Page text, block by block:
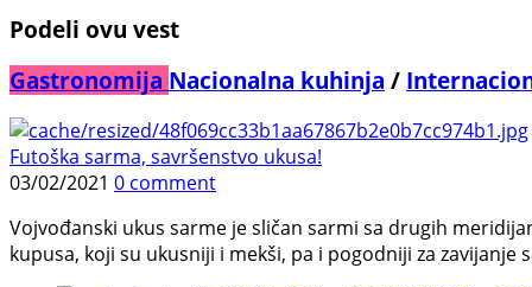
Podeli ovu vest
Gastronomija Nacionalna kuhinja /
Futoška sarma, savršenstvo ukusa!
03/02/2021 0 comment
Vojvođanski ukus sarme je sličan sarmi sa drugih
kupusa, koji su ukusniji i mekši, pa i pogodniji za zavijanje